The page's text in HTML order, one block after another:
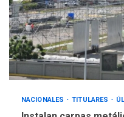
NACIONALES TITULARES